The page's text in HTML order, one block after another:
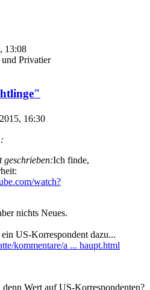
13:08
Privatier
16:30
geschrieben:Ich finde,
watch?
nichts Neues.
US-Korrespondent dazu...
kommentare/a ... haupt.html
Wert auf US-Korrespondenten?